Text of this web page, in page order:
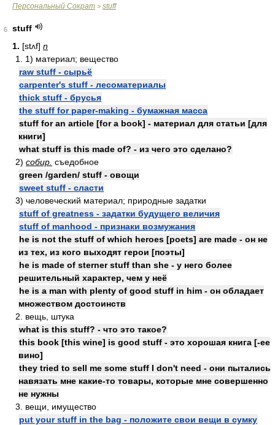
Персональный Сократ > stuff
6
stuff
1. [stʌf] n
1. 1) материал; вещество
raw stuff - сырьё
carpenter's stuff - лесоматериалы
thick stuff - брусья
the stuff for paper-making - бумажная масса
stuff for an article [for a book] - материал для статьи [для
книги]
what stuff is this made of? - из чего это сделано?
2) собир. съедобное
green /garden/ stuff - овощи
sweet stuff - сласти
3) человеческий материал; природные задатки
stuff of greatness - задатки будущего величия
stuff of manhood - признаки возмужания
he is not the stuff of which heroes [poets] are made - он не
из тех, из кого выходят герои [поэты]
he is made of sterner stuff than she - у него более
решительный характер, чем у неё
he is a man with plenty of good stuff in him - он обладает
множеством достоинств
2. вещь, штука
what is this stuff? - что это такое?
this book [this wine] is good stuff - это хорошая книга [-ее
вино]
they tried to sell me some stuff I don't need - они пытались
навязать мне какие-то товары, которые мне совершенно
не нужны
3. вещи, имущество
put your stuff in the bag - положите свои вещи в сумку